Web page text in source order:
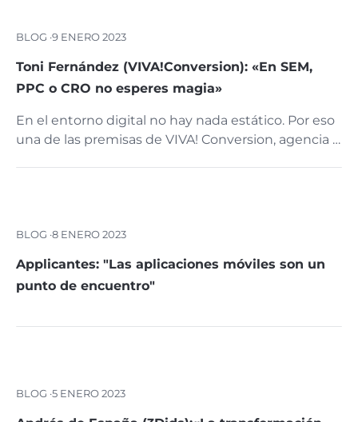
BLOG ·9 ENERO 2023
Toni Fernández (VIVA!Conversion): «En SEM,
PPC o CRO no esperes magia»
En el entorno digital no hay nada estático. Por eso
una de las premisas de VIVA! Conversion, agencia …
BLOG ·8 ENERO 2023
Applicantes: "Las aplicaciones móviles son un
punto de encuentro"
BLOG ·5 ENERO 2023